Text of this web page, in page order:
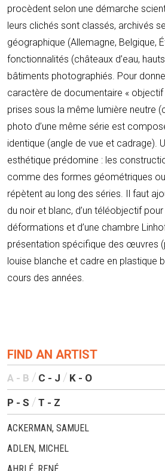
procèdent selon une démarche
leurs clichés sont classés, archivés
géographique (Allemagne, Belgique,
fonctionnalités (châteaux d’eau,
bâtiments photographiés. Pour
caractère de documentaire « objectif
prises sous la même lumière neutre
photo d’une même série est
identique (angle de vue et cadrage).
esthétique prédomine : les
comme des formes géométriques
répètent au long des séries. Il faut
du noir et blanc, d’un téléobjectif
déformations et d’une chambre
présentation spécifique des œuvres
louise blanche et cadre en plastique
cours des années.
FIND AN ARTIST
A - B C - J K - O
P - S T - Z
ACKERMAN, SAMUEL
ADLEN, MICHEL